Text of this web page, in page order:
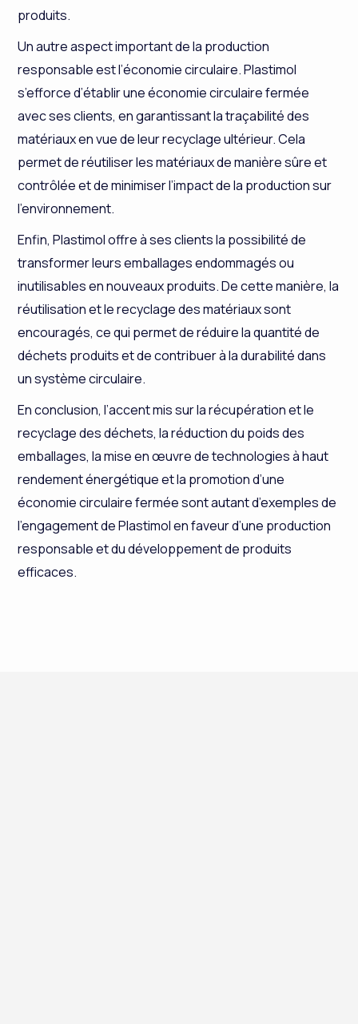
produits.
Un autre aspect important de la production
responsable est l’économie circulaire. Plastimol
s’efforce d’établir une économie circulaire fermée
avec ses clients, en garantissant la traçabilité des
matériaux en vue de leur recyclage ultérieur. Cela
permet de réutiliser les matériaux de manière sûre et
contrôlée et de minimiser l’impact de la production sur
l’environnement.
Enfin, Plastimol offre à ses clients la possibilité de
transformer leurs emballages endommagés ou
inutilisables en nouveaux produits. De cette manière, la
réutilisation et le recyclage des matériaux sont
encouragés, ce qui permet de réduire la quantité de
déchets produits et de contribuer à la durabilité dans
un système circulaire.
En conclusion, l’accent mis sur la récupération et le
recyclage des déchets, la réduction du poids des
emballages, la mise en œuvre de technologies à haut
rendement énergétique et la promotion d’une
économie circulaire fermée sont autant d’exemples de
l’engagement de Plastimol en faveur d’une production
responsable et du développement de produits
efficaces.